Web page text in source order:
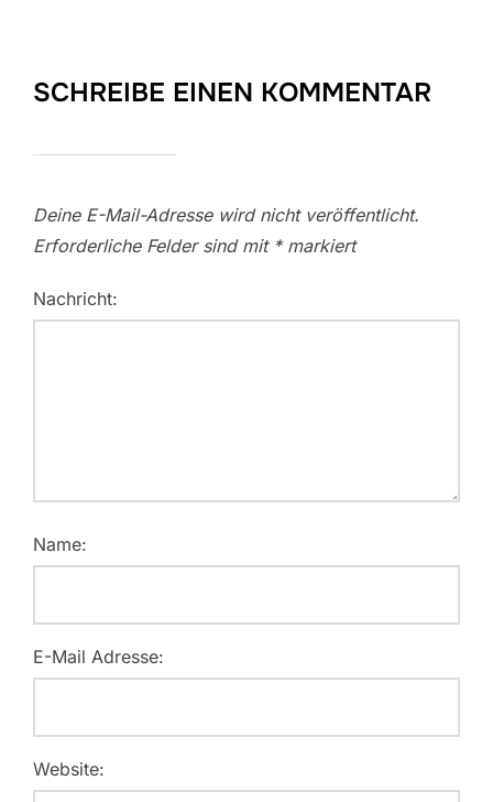
SCHREIBE EINEN KOMMENTAR
Deine E-Mail-Adresse wird nicht veröffentlicht.
Erforderliche Felder sind mit *markiert
Nachricht:
Name:
E-Mail Adresse:
Website: